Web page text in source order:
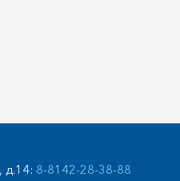
д.14: 8-8142-28-38-88